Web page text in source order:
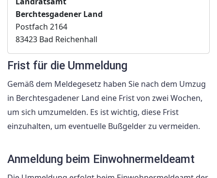
Berchtesgadener Land
Postfach 2164
83423 Bad Reichenhall
Frist für die Ummeldung
Gemäß dem Meldegesetz haben Sie nach dem Umzug
in Berchtesgadener Land eine Frist von zwei Wochen,
um sich umzumelden. Es ist wichtig, diese Frist
einzuhalten, um eventuelle Bußgelder zu vermeiden.
Anmeldung beim Einwohnermeldeamt